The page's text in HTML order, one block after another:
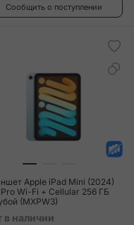
Сообщить о поступлении
Apple iPad Mini (2024)
Wi-Fi + Cellular 256 ГБ
(MXPW3)
в наличии